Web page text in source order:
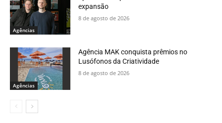
Agências
expansão
8 de agosto de 2026
Agências
Agência MAK conquista prêmios no
Lusófonos da Criatividade
8 de agosto de 2026